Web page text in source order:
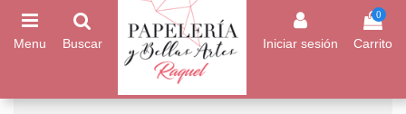
Menu Buscar Iniciar sesión
0
Carrito